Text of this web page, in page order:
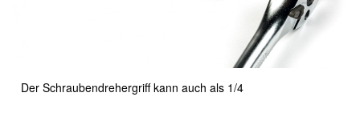
Der Schraubendrehergriff kann auch als 1/4